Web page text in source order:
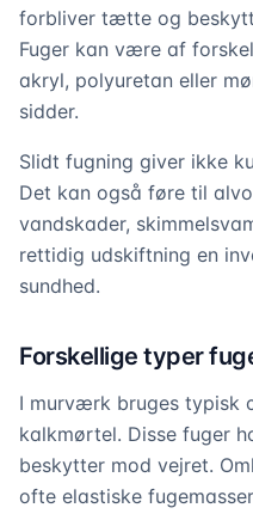
forbliver tætte og
Fuger kan være af
akryl, polyuretan eller
sidder.
Slidt fugning giver ikke
Det kan også føre til
vandskader,
rettidig udskiftning en
sundhed.
Forskellige typer
I murværk bruges typisk
kalkmørtel. Disse fuger
beskytter mod vejret.
ofte elastiske